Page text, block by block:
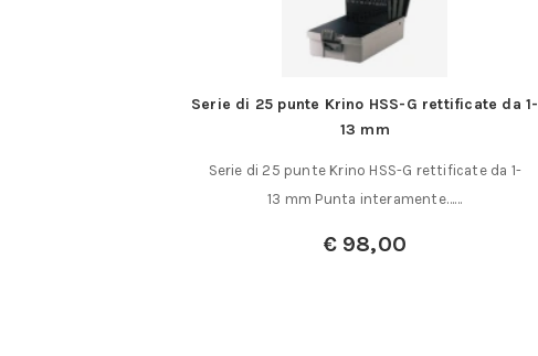
Serie di 25 punte Krino HSS-G rettificate da 1-
13 mm
Serie di 25 punte Krino HSS-G rettificate da 1-
13 mm Punta interamente……
€98,00